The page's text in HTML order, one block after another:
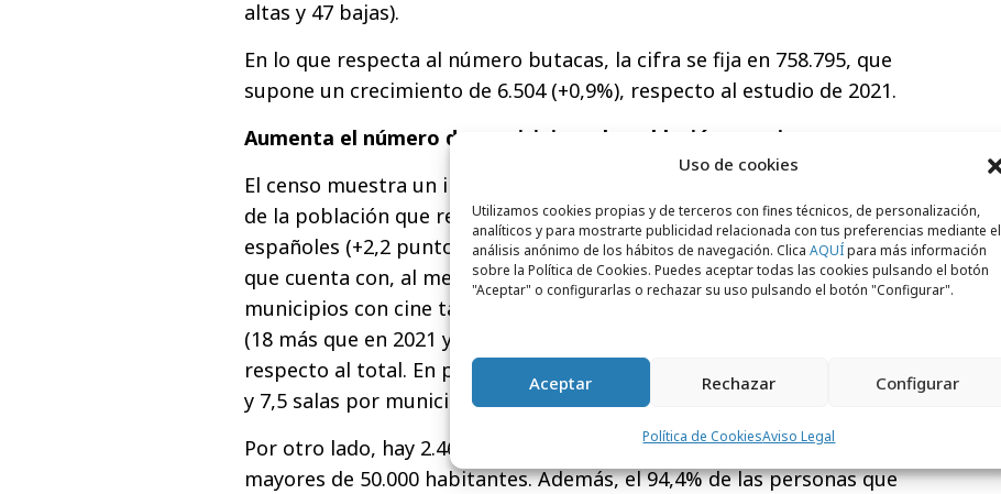
Uso de cookies
Utilizamos cookies propias y de terceros con fines técnicos, de personalización,
analíticos y para mostrarte publicidad relacionada con tus preferencias mediante el
análisis anónimo de los hábitos de navegación. Clica AQUÍpara más información
sobre la Política de Cookies. Puedes aceptar todas las cookies pulsando el botón
"Aceptar" o configurarlas o rechazar su uso pulsando el botón "Configurar".
Aceptar Rechazar Configurar
Política de CookiesAviso Legal
altas y 47 bajas).
En lo que respecta al número butacas, la cifra se fija en 758.795, que
supone un crecimiento de 6.504 (+0,9%), respecto al estudio de 2021.
Aumenta el número de municipios y la población con cine
El censo muestra un incremento paulatino en los últimos seis años
de la población que reside en municipios con cine. El 63,4% de los
españoles (+2,2 puntos en relación con 2016) reside en una localidad
que cuenta con, al menos, un cine. Asimismo, el número de
municipios con cine también se ha visto incrementado hasta los 479
(18 más que en 2021 y 42 más que en 2016), lo que supone un 5,9%
respecto al total. En promedio, existen aproximadamente 1,5 locales
y 7,5 salas por municipio con cine.
Por otro lado, hay 2.468 salas (68,1%) que se localizan en poblaciones
mayores de 50.000 habitantes. Además, el 94,4% de las personas que